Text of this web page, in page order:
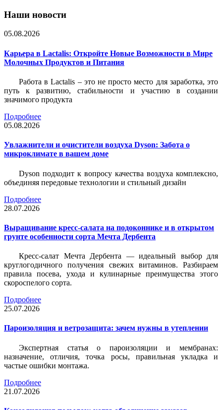
Наши новости
05.08.2026
Карьера в Lactalis: Откройте Новые Возможности в Мире
Молочных Продуктов и Питания
Работа в Lactalis – это не просто место для заработка, это
путь к развитию, стабильности и участию в создании
значимого продукта
Подробнее
05.08.2026
Увлажнители и очистители воздуха Dyson: Забота о
микроклимате в вашем доме
Dyson подходит к вопросу качества воздуха комплексно,
объединяя передовые технологии и стильный дизайн
Подробнее
28.07.2026
Выращивание кресс-салата на подоконнике и в открытом
грунте особенности сорта Мечта Дербента
Кресс-салат Мечта Дербента — идеальный выбор для
круглогодичного получения свежих витаминов. Разбираем
правила посева, ухода и кулинарные преимущества этого
скороспелого сорта.
Подробнее
25.07.2026
Пароизоляция и ветрозащита: зачем нужны в утеплении
Экспертная статья о пароизоляции и мембранах:
назначение, отличия, точка росы, правильная укладка и
частые ошибки монтажа.
Подробнее
21.07.2026